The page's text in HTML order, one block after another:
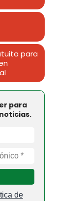
para
para
de